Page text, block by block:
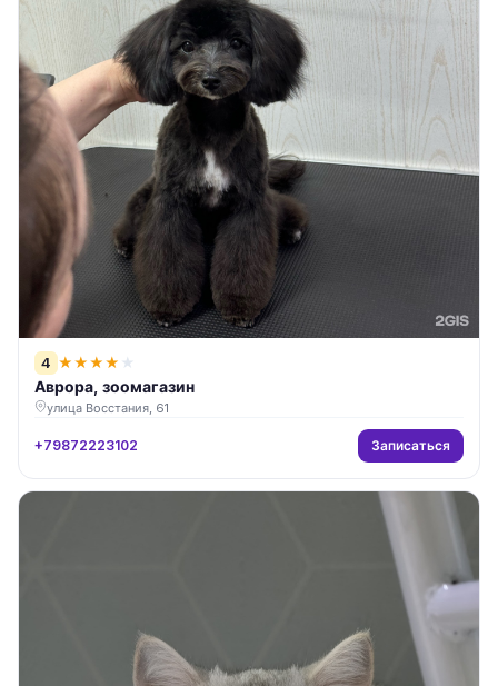
4 ★★★★ ★
Аврора, зоомагазин
улица Восстания, 61
+79872223102 Записаться